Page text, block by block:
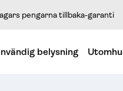
pengarna tillbaka-garanti
belysning